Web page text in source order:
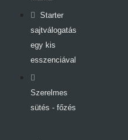
Starter
sajtválogatás
egy kis
esszenciával
Szerelmes
sütés - főzés